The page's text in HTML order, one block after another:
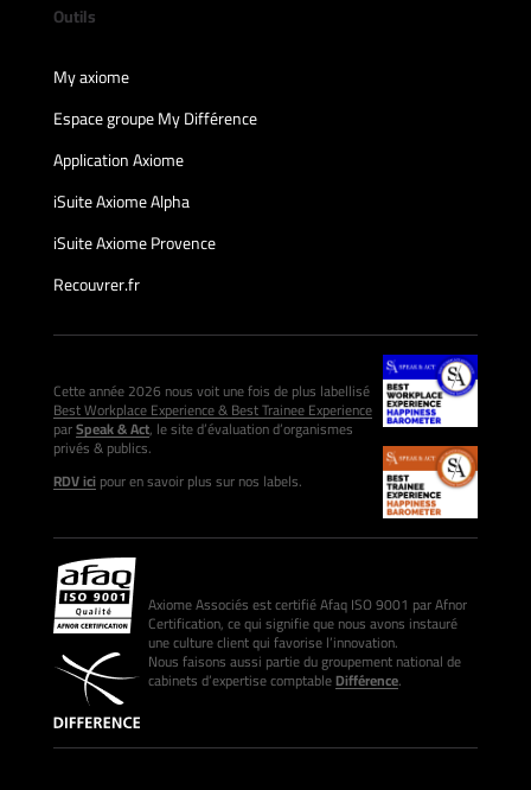
Outils
My axiome
Espace groupe My Différence
Application Axiome
iSuite Axiome Alpha
iSuite Axiome Provence
Recouvrer.fr
Cette année 2026 nous voit une fois de plus labellisé
Best Workplace Experience & Best Trainee Experience
parSpeak & Act, le site d’évaluation d’organismes
privés & publics.
RDV icipour en savoir plus sur nos labels.
Axiome Associés est certifié Afaq ISO 9001 par Afnor
Certification, ce qui signifie que nous avons instauré
une culture client qui favorise l’innovation.
Nous faisons aussi partie du groupement national de
cabinets d’expertise comptableDifférence.